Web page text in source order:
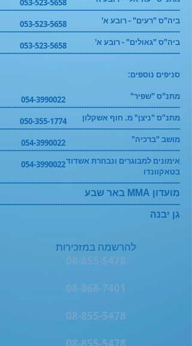
ביה"ס "רעים" - רובע א'
ביה"ס "גאולים" - רובע א'
סניפים נוספים:
מתנ"ס "שפיר"
מתנ"ס "ניצן" מ. חוף אשקלון
מושב "ברכיה"
אימונים למבוגרים ונבחרת אשדוד
בטאקוונדו
מועדון MMA באר שבע
גן יבנה
053-523-5658
053-523-5658
053-523-5658
054-3990022
050-355-1774
054-3990022
054-3990022
להרשמה במזכירות
08-855-5478
08-868-7401
08-855-5478